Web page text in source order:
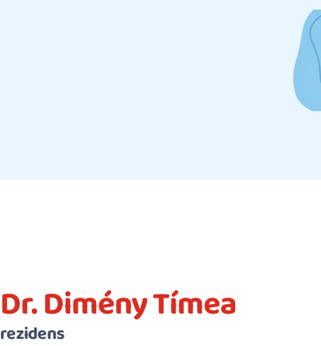
Dr. Dimény Tímea
rezidens